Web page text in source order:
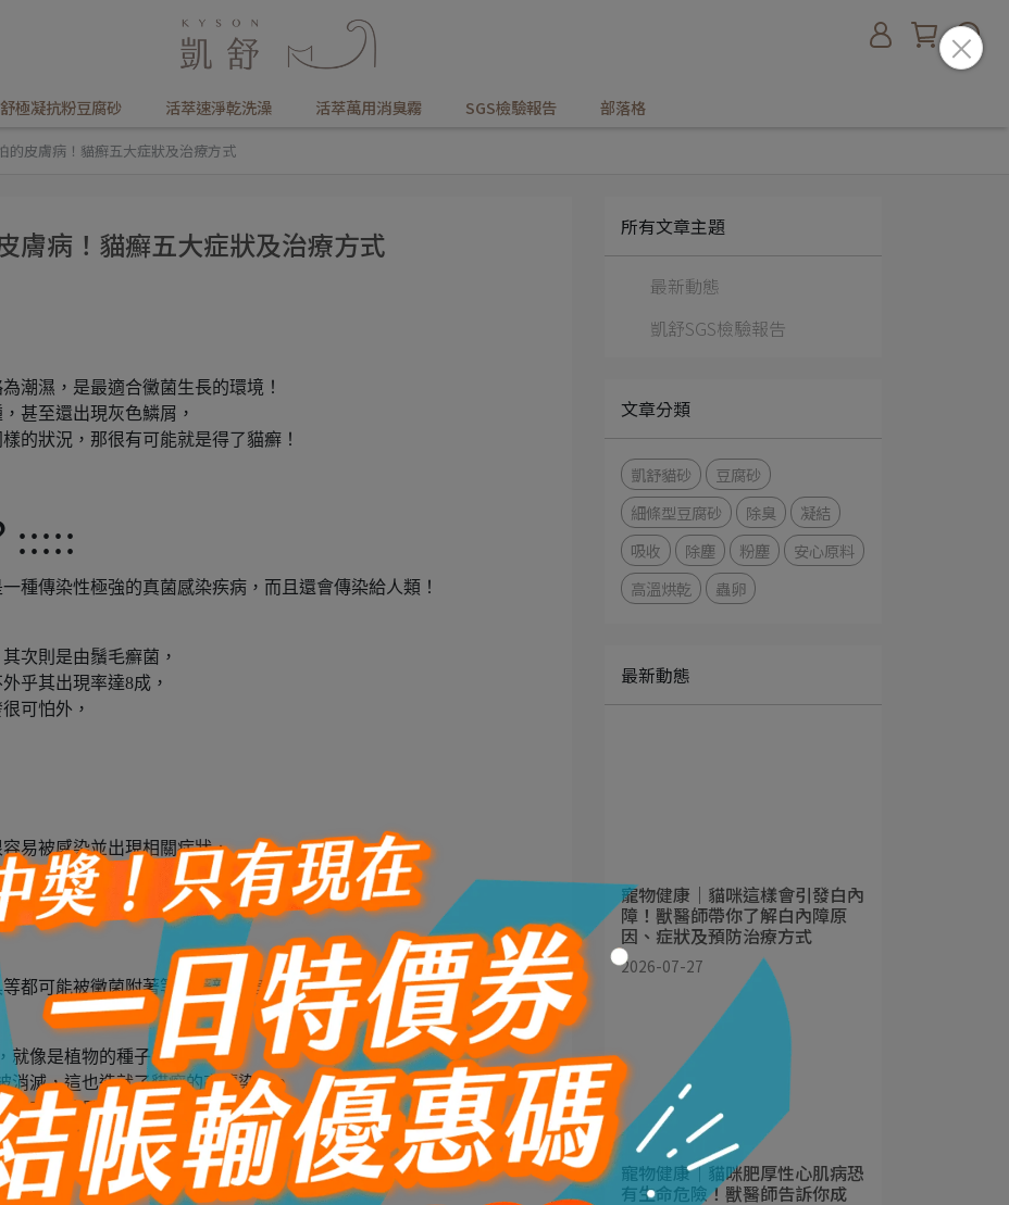
極凝抗粉豆腐砂 活萃速淨乾洗澡 活萃萬用消臭霧 SGS檢驗報告 部落格
的皮膚病！貓癬五大症狀及治療方式
膚病！貓癬五大症狀及治療方式
潮濕，是最適合黴菌生長的環境！
甚至還出現灰色鱗屑，
的狀況，那很有可能就是得了貓癬！
:::::
種傳染性極強的真菌感染疾病，而且還會傳染給人類！
次則是由鬚毛癬菌，
乎其出現率達8成，
可怕外，
易被感染並出現相關症狀，
際上已經被癬菌潛伏，
都可能被黴菌附著等待著新的宿主。
就像是植物的種子，
消滅，這也造就了貓癬的高傳染度。
及吸收的用途，
落的時機不斷復發。
所有文章主題
最新動態
凱舒SGS檢驗報告
文章分類
凱舒貓砂
豆腐砂
細條型豆腐砂
除臭
凝結
吸收
除塵 粉塵
安心原料
高溫烘乾
蟲卵
最新動態
寵物健康｜貓咪這樣會引發白內
障！獸醫師帶你了解白內障原
因、症狀及預防治療方式
2026-07-27
寵物健康｜貓咪肥厚性心肌病恐
有生命危險！獸醫師告訴你成